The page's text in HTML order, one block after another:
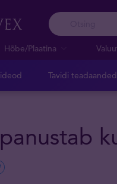
Hõbe/Plaatina
Tavidi teadaanded